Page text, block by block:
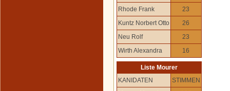
Rhode Frank
23
Kuntz Norbert Otto
26
Neu Rolf
23
Wirth Alexandra
16
Liste Mourer
KANIDATEN
STIMMEN